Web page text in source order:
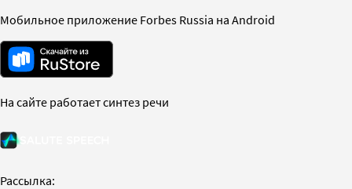
Мобильное приложение Forbes Russia на Android
На сайте работает синтез речи
Рассылка: